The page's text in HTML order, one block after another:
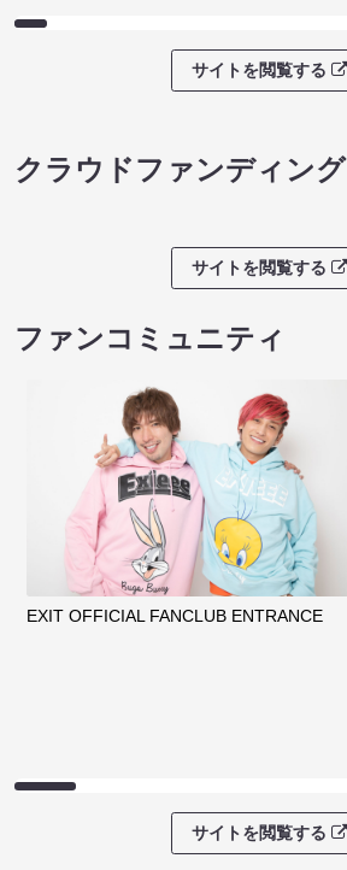
サイトを閲覧する
クラウドファンディング
サイトを閲覧する
ファンコミュニティ
EXIT OFFICIAL FANCLUB ENTRANCE
サイトを閲覧する